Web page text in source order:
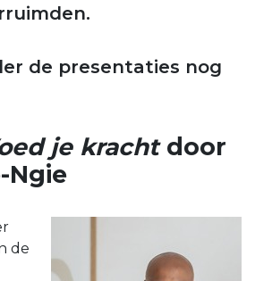
de presentaties nog
je krachtdoor
Ngie
de